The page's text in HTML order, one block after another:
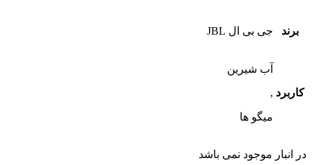
برند جی بی ال JBL
کاربرد
آب شیرین
,
میگو ها
در انبار موجود نمی باشد